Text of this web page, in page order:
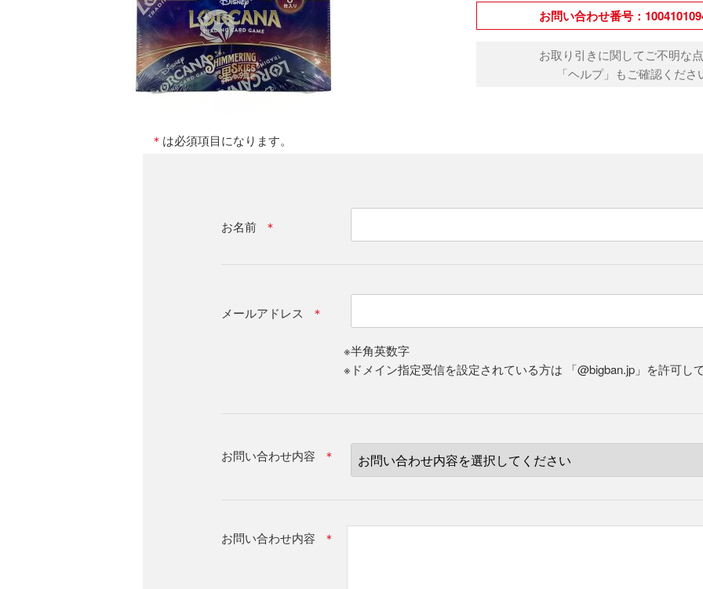
お問い合わせ番号：
お取り引きに関してご不明な点
「ヘルプ」もご確認くださ
＊ は必須項目になります。
お名前 ＊
メールアドレス ＊
※半角英数字
※ドメイン指定受信を設定されている方は 「@bigban.jp」を許可し
お問い合わせ内容 ＊
お問い合わせ内容 ＊